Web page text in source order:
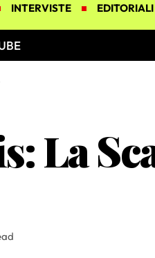
INTERVISTE EDITORIALI
La